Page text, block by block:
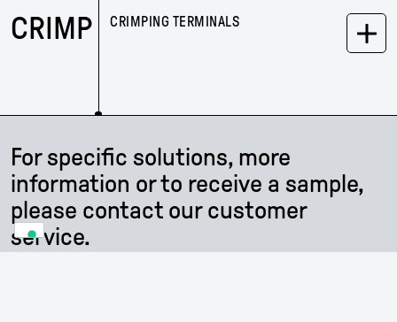
CRIMP CRIMPING TERMINALS
For specific solutions, more
information or to receive a sample,
please contact our customer
service.